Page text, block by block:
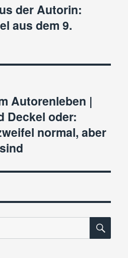
der Autorin:
aus dem 9.
Autorenleben |
Deckel oder:
normal, aber